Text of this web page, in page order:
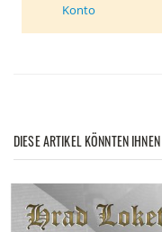
Konto
DIESE ARTIKEL KÖNNTEN